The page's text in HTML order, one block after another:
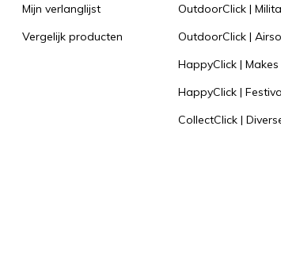
Mijn verlanglijst
Vergelijk producten
OutdoorClick |
OutdoorClick |
HappyClick |
HappyClick |
CollectClick |